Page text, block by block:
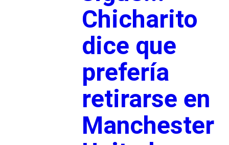
Chicharito
dice que
prefería
retirarse en
Manchester